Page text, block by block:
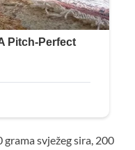
svježeg sira, 200